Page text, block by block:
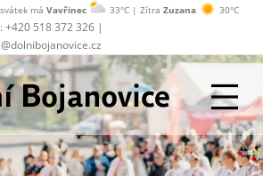
+420 518 372 326 |
má Vavřinec 33°C | Zítra Zuzana 30°C